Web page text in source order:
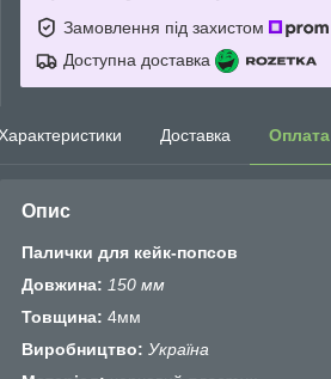
Замовлення під захистом
Доступна доставка
Доставка Оплата
Опис
Палички для кейк-попсов
Довжина: 150 мм
Товщина: 4мм
Виробництво: Україна